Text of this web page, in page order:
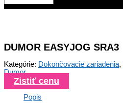
DUMOR EASYJOG SRA3
Kategórie: Dokončovacie zariadenia,
Dumor
Zistiť cenu
Popis